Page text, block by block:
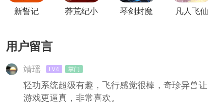
新誓记
金）
莽荒纪小
琴剑封魔
凡人飞仙
用户留言
靖瑶 LV4 掌门
轻功系统超级有趣，飞行感觉很棒，奇珍异兽让
游戏更逼真，非常喜欢。